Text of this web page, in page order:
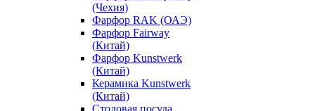
(Чехия)
Фарфор RAK (ОАЭ)
Фарфор Fairway
(Китай)
Фарфор Kunstwerk
(Китай)
Керамика Kunstwerk
(Китай)
Столовая посуда